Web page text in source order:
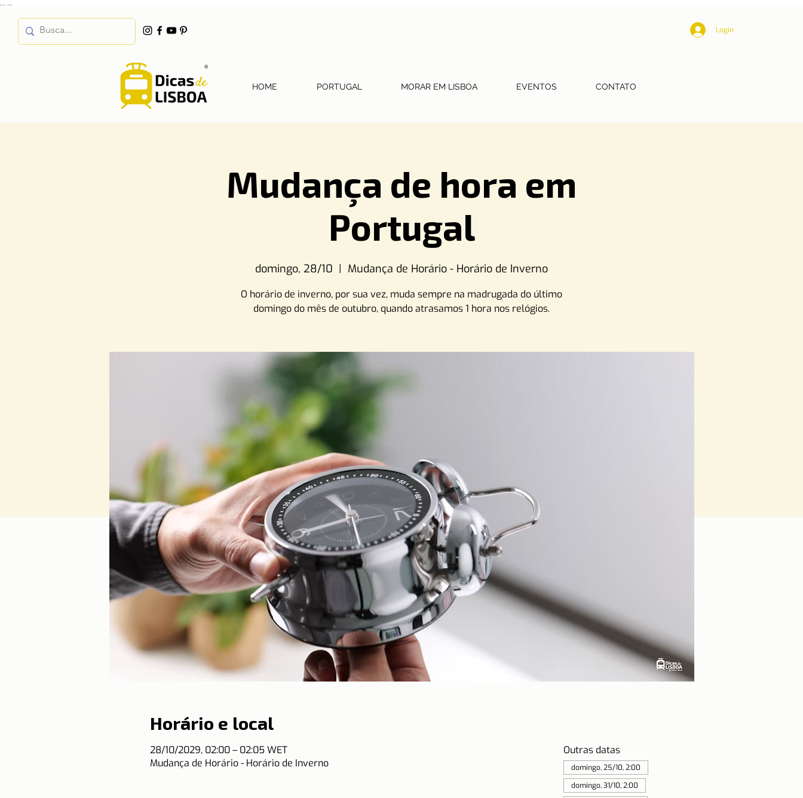
Login
HOME PORTUGAL MORAR EM LISBOA EVENTOS CONTATO
Mudança de hora em
Portugal
domingo, 28/10
  |
Mudança de Horário - Horário de Inverno
O horário de inverno, por sua vez, muda sempre na madrugada do último
domingo do mês de outubro, quando atrasamos 1 hora nos relógios.
Horário e local
28/10/2029, 02:00 – 02:05 WET
Mudança de Horário - Horário de Inverno
Outras datas
domingo, 25/10, 2:00
domingo, 31/10, 2:00